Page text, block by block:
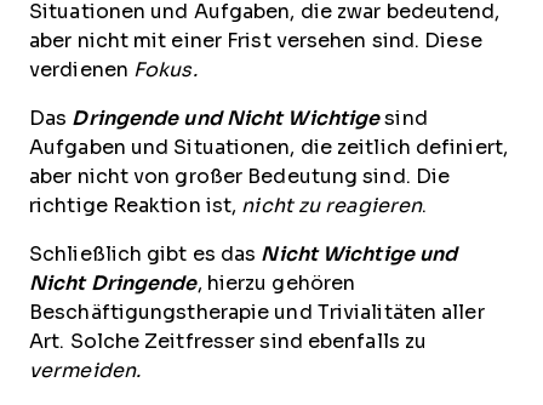
Situationen und Aufgaben, die zwar bedeutend,
aber nicht mit einer Frist versehen sind. Diese
verdienen Fokus.
Das Dringende und Nicht Wichtigesind
Aufgaben und Situationen, die zeitlich definiert,
aber nicht von großer Bedeutung sind. Die
richtige Reaktion ist, nicht zu reagieren.
Schließlich gibt es das Nicht Wichtige und
Nicht Dringende, hierzu gehören
Beschäftigungstherapie und Trivialitäten aller
Art. Solche Zeitfresser sind ebenfalls zu
vermeiden.